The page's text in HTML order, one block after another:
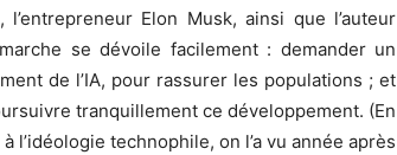
Elon Musk, ainsi que l’auteur
se dévoile facilement : demander un
de l’IA, pour rassurer les populations ; et
tranquillement ce développement. (En
technophile, on l’a vu année après